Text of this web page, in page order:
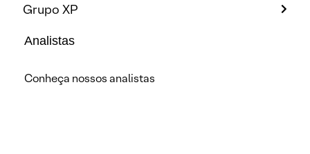
Grupo XP
Analistas
Conheça nossos analistas